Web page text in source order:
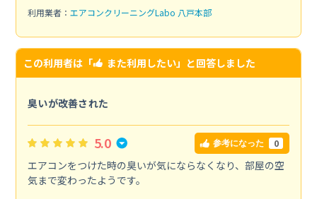
利用業者： エアコンクリーニングLabo 八戸本部
この利用者は「 また利用したい」と回答しました
臭いが改善された
5.0 参考になった 0
エアコンをつけた時の臭いが気にならなくなり、部屋の空
気まで変わったようです。